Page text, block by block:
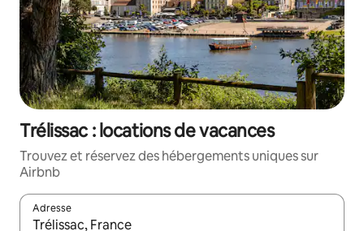
Trélissac : locations de vacances
Trouvez et réservez des hébergements uniques sur
Airbnb
Adresse
Lorsque les résultats s'affichent, utilisez les flèches vers le